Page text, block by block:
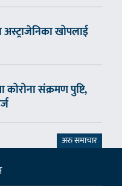
खोपलाई
संक्रमण पुष्टि,
अरु समाचार